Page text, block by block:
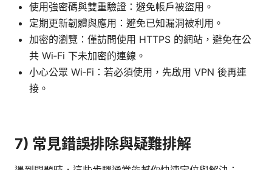
使用強密碼與雙重驗證：避免帳戶被盜用。
定期更新韌體與應用：避免已知漏洞被利用。
加密的瀏覽：僅訪問使用 HTTPS 的網站，避免在公
共 Wi‑Fi 下未加密的連線。
小心公眾 Wi‑Fi：若必須使用，先啟用 VPN 後再連
接。
7) 常見錯誤排除與疑難排解